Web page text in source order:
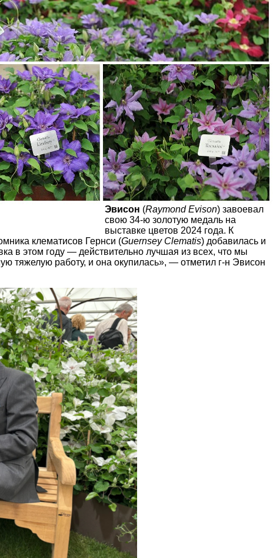
Эвисон (Raymond Evison) завоевал
свою 34-ю золотую медаль на
выставке цветов 2024 года. К
клематисов Гернси (Guernsey Clematis) добавилась и
в этом году — действительно лучшая из всех, что мы
тяжелую работу, и она окупилась», — отметил г-н Эвисон